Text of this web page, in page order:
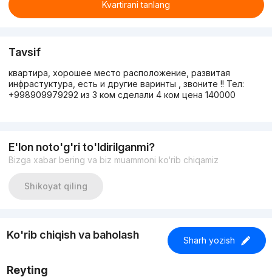
Kvartirani tanlang
Tavsif
квартира, хорошее место расположение, развитая
инфрастуктура, есть и другие варинты , звоните !! Тел:
+998909979292 из 3 ком сделали 4 ком цена 140000
E'lon noto'g'ri to'ldirilganmi?
Bizga xabar bering va biz muammoni ko‘rib chiqamiz
Shikoyat qiling
Ko'rib chiqish va baholash Sharh yozish
Reyting